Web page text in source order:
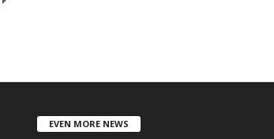
EVEN MORE NEWS